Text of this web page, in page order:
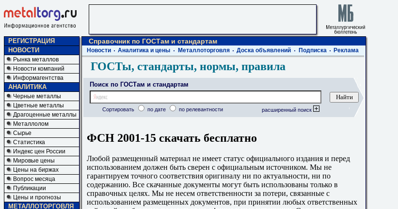
РЕГИСТРАЦИЯ
НОВОСТИ
Рынка металлов
Новости компаний
Информагентства
АНАЛИТИКА
Черные металлы
Цветные металлы
Драгоценные металлы
Металлолом
Сырье
Статистика
Индекс цен России
Мировые цены
Цены на биржах
Вопрос месяца
Публикации
Цены и прогнозы
МЕТАЛЛОТОРГОВЛЯ
Справочник по ГОСТам и стандартам
Новости Аналитика и цены Металлоторговля Доска объявлений Подписка Реклама
ГОСТы, стандарты, нормы, правила
Поиск по ГОСТам и стандартам
Сортировать по дате по релевантности расширенный поиск
ФСН 2001-15 скачать бесплатно
Любой размещенный материал не имеет статус официального издания и перед
использованием должен быть сверен с официальным источником. Мы не
гарантируем точного соответствия оригиналу ни по актуальности, ни по
содержанию. Все скачанные документы могут быть использованы только в
справочных целях. Мы не несем ответственности за потери, связанные с
использованием размещенных документов, при принятии любых ответственных